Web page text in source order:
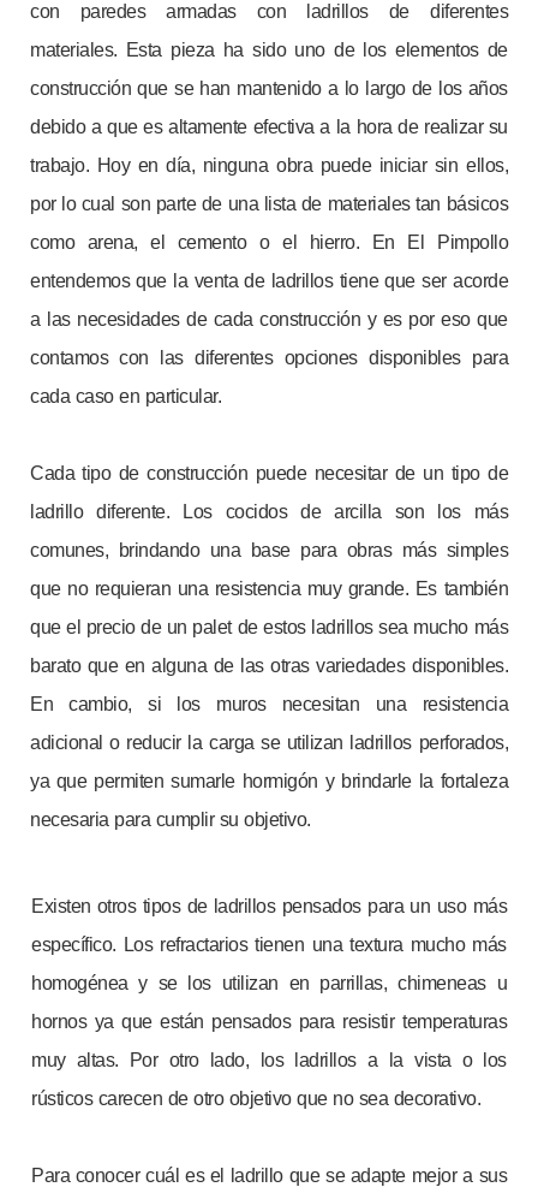
con paredes armadas con ladrillos de diferentes
materiales. Esta pieza ha sido uno de los elementos de
construcción que se han mantenido a lo largo de los años
debido a que es altamente efectiva a la hora de realizar su
trabajo. Hoy en día, ninguna obra puede iniciar sin ellos,
por lo cual son parte de una lista de materiales tan básicos
como arena, el cemento o el hierro. En El Pimpollo
entendemos que la venta de ladrillos tiene que ser acorde
a las necesidades de cada construcción y es por eso que
contamos con las diferentes opciones disponibles para
cada caso en particular.
Cada tipo de construcción puede necesitar de un tipo de
ladrillo diferente. Los cocidos de arcilla son los más
comunes, brindando una base para obras más simples
que no requieran una resistencia muy grande. Es también
que el precio de un palet de estos ladrillos sea mucho más
barato que en alguna de las otras variedades disponibles.
En cambio, si los muros necesitan una resistencia
adicional o reducir la carga se utilizan ladrillos perforados,
ya que permiten sumarle hormigón y brindarle la fortaleza
necesaria para cumplir su objetivo.
Existen otros tipos de ladrillos pensados para un uso más
específico. Los refractarios tienen una textura mucho más
homogénea y se los utilizan en parrillas, chimeneas u
hornos ya que están pensados para resistir temperaturas
muy altas. Por otro lado, los ladrillos a la vista o los
rústicos carecen de otro objetivo que no sea decorativo.
Para conocer cuál es el ladrillo que se adapte mejor a sus